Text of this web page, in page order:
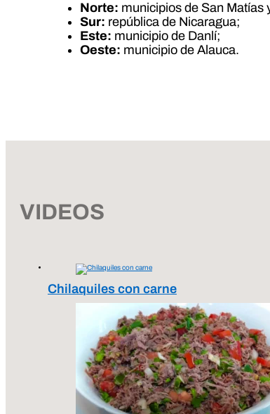
Norte: municipios de San Matías
Sur: república de Nicaragua;
Este: municipio de Danlí;
Oeste: municipio de Alauca.
VIDEOS
Chilaquiles con carne